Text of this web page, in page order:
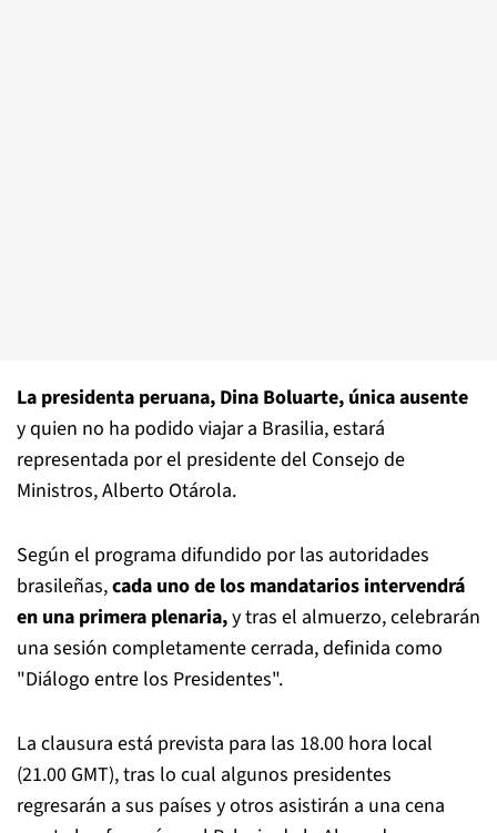
La presidenta peruana, Dina Boluarte, única ausente
y quien no ha podido viajar a Brasilia, estará
representada por el presidente del Consejo de
Ministros, Alberto Otárola.
Según el programa difundido por las autoridades
brasileñas,cada uno de los mandatarios intervendrá
en una primera plenaria,y tras el almuerzo, celebrarán
una sesión completamente cerrada, definida como
"Diálogo entre los Presidentes".
La clausura está prevista para las 18.00 hora local
(21.00 GMT), tras lo cual algunos presidentes
regresarán a sus países y otros asistirán a una cena